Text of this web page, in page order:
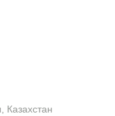
Казахстан